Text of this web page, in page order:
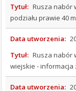
SPRAWOZDANIA
FINANSOWE
PETYCJE
SKARGI
I
WNIOSKI
Tytuł: Rusza nabór
podziału prawie 40
Data utworzenia:
Tytuł: Rusza nabór
wiejskie - informacja
Data utworzenia: